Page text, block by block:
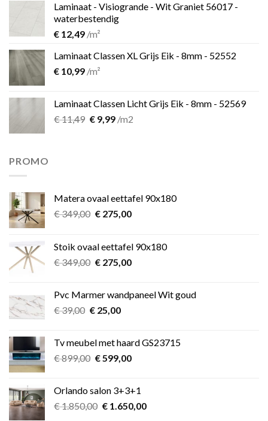
€ 11,49.€ 9,99.
Laminaat - Visiogrande - Wit Graniet 56017 -
waterbestendig
€ 12,49 /m²
Laminaat Classen XL Grijs Eik - 8mm - 52552
€ 10,99 /m²
Laminaat Classen Licht Grijs Eik - 8mm - 52569
€11,49 Oorspronkelijke
€9,99Huidige
/m2
PROMO
Matera ovaal eettafel 90x180
€349,00 Oorspronkelijke
€ 349,00.
€275,00Huidige
€ 275,00.
Stoik ovaal eettafel 90x180
€349,00 Oorspronkelijke
€ 349,00.
€275,00Huidige
€ 275,00.
Pvc Marmer wandpaneel Wit goud
€39,00 Oorspronkelijke
€ 39,00.
€25,00Huidige
€ 25,00.
Tv meubel met haard GS23715
€899,00 Oorspronkelijke
€ 899,00.
€599,00Huidige
€ 599,00.
Orlando salon 3+3+1
€1.850,00 Oorspronkelijke
€1.650,00Huidige